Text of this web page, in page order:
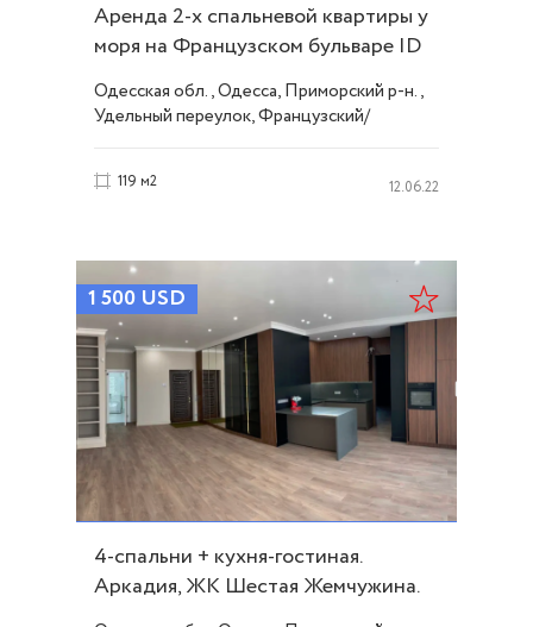
Аренда 2-х спальневой квартиры у
моря на Французском бульваре ID
51525
Одесская обл., Одесса, Приморский р-н.,
Удельный переулок, Французский/
119 м2 12.06.22
1 500 USD
4-спальни + кухня-гостиная.
Аркадия, ЖК Шестая Жемчужина.
ID 16764